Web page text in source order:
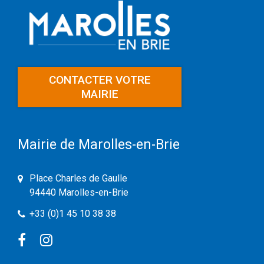
CONTACTER VOTRE
MAIRIE
Mairie de Marolles-en-Brie
Place Charles de Gaulle
94440 Marolles-en-Brie
+33 (0)1 45 10 38 38
FacebookInstagram